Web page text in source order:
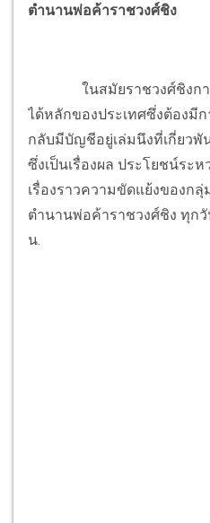
ตำนานพ่อค้าราชวงศ์ชิง
ในสมัยราชวงศ์ชิงการ
ได้หลักของประเทศซึ่งต้องมี
กลับมีบัญชีอยู่เล่มนึงที่เกี่ยวพั
ซึ่งเป็นเรื่องผล ประโยชน์ระ
เรื่องราวความขัดแย้งของก
ตำนานพ่อค้าราชวงศ์ชิง ทุกวั
น.